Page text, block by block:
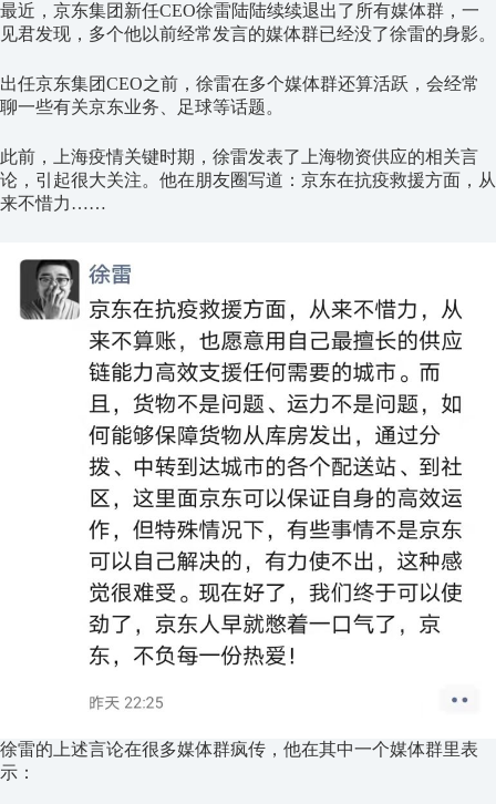
最近，京东集团新任CEO徐雷陆陆续续退出了所有媒体群，一
见君发现，多个他以前经常发言的媒体群已经没了徐雷的身影。
出任京东集团CEO之前，徐雷在多个媒体群还算活跃，会经常
聊一些有关京东业务、足球等话题。
此前，上海疫情关键时期，徐雷发表了上海物资供应的相关言
论，引起很大关注。他在朋友圈写道：京东在抗疫救援方面，从
来不惜力……
徐雷的上述言论在很多媒体群疯传，他在其中一个媒体群里表
示：